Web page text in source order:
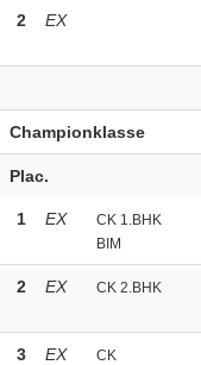
2 EX
Championklasse
Plac.
1 EX
CK 1.BHK
BIM
2 EX CK 2.BHK
3 EX CK